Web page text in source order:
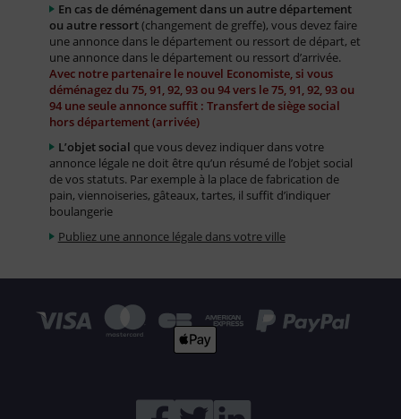
En cas de déménagement dans un autre département
ou autre ressort(changement de greffe), vous devez faire
une annonce dans le département ou ressort de départ, et
une annonce dans le département ou ressort d’arrivée.
Avec notre partenaire le nouvel Economiste, si vous
déménagez du 75, 91, 92, 93 ou 94 vers le 75, 91, 92, 93 ou
94 une seule annonce suffit : Transfert de siège social
hors département (arrivée)
L’objet social que vous devez indiquer dans votre
annonce légale ne doit être qu’un résumé de l’objet social
de vos statuts. Par exemple à la place de fabrication de
pain, viennoiseries, gâteaux, tartes, il suffit d’indiquer
boulangerie
Publiez une annonce légale dans votre ville